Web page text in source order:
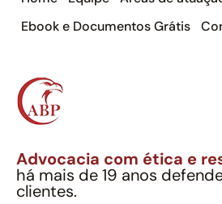
Ebook e Documentos Grátis
Advocacia com ética e
há mais de 19 anos
clientes.